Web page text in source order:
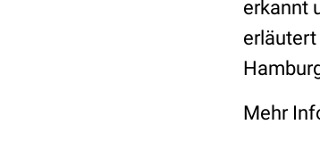
erkannt
erläutert
Mehr